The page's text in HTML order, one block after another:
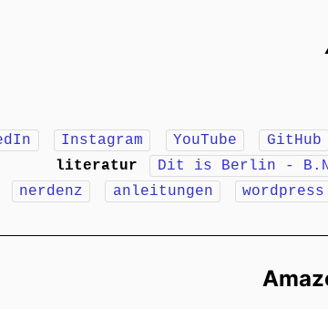
Instagram YouTube GitHub
literatur
Dit is Berlin -
nerdenz anleitungen wordpress